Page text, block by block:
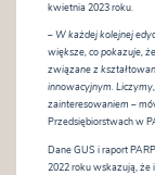
kwietnia 2023 roku.
–W każdej kolejnej
większe, co pokazuje,
związane z
innowacyjnym.
zainteresowaniem –
Przedsiębiorstwach w
Dane GUS i raport
2022 roku wskazują, że